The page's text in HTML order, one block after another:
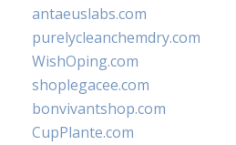
antaeuslabs.com
purelycleanchemdry.com
WishOping.com
shoplegacee.com
bonvivantshop.com
CupPlante.com